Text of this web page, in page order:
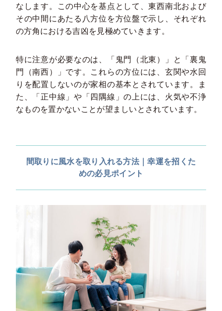
なします。この中心を基点として、東西南北および
その中間にあたる八方位を方位盤で示し、それぞれ
の方角における吉凶を見極めていきます。
特に注意が必要なのは、「鬼門（北東）」と「裏鬼
門（南西）」です。これらの方位には、玄関や水回
りを配置しないのが家相の基本とされています。ま
た、「正中線」や「四隅線」の上には、火気や不浄
なものを置かないことが望ましいとされています。
間取りに風水を取り入れる方法｜幸運を招くた
めの必見ポイント